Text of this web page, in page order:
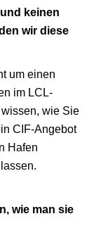
keinen
wir diese
um einen
im LCL-
wie Sie
CIF-Angebot
Hafen
wie man sie